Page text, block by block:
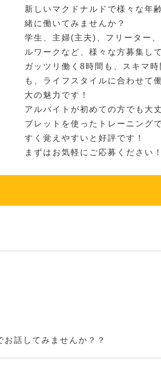
新しいマクドナルドで様々な年
緒に働いてみませんか？
学生、主婦(主夫)、フリーター
ルワークなど、様々な方募集し
ガッツリ働く8時間も、スキマ時
も、ライフスタイルに合わせて
大の魅力です！
アルバイトが初めての方でも大
ブレットを使ったトレーニング
すく覚えやすいと好評です！
まずはお気軽にご応募ください！
話してみませんか？？